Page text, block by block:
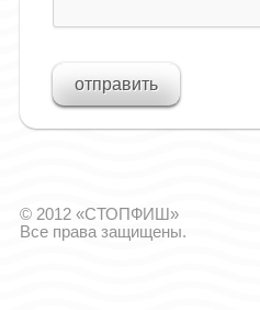
© 2012 «СТОПФИШ»
Все права защищены.